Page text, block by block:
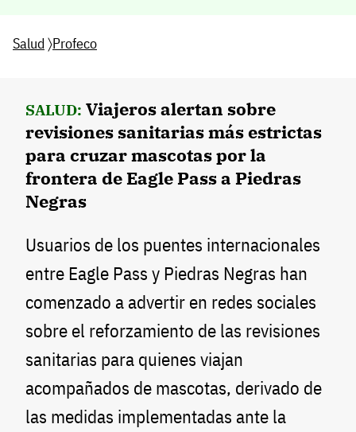
Salud 〉Profeco
SALUD: Viajeros alertan sobre
revisiones sanitarias más estrictas
para cruzar mascotas por la
frontera de Eagle Pass a Piedras
Negras
Usuarios de los puentes internacionales
entre Eagle Pass y Piedras Negras han
comenzado a advertir en redes sociales
sobre el reforzamiento de las revisiones
sanitarias para quienes viajan
acompañados de mascotas, derivado de
las medidas implementadas ante la